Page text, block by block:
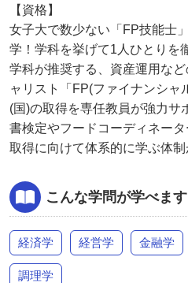
【資格】
女子大で数少ない「FP技能士
学！学科を挙げて1人ひとりを
学科が推奨する、資産運用な
ャリスト「FP(ファイナンシャ
(国)の取得を専任教員が強力サ
書検定やフードコーディネー
取得に向けて体系的に学ぶ体制
こんな学問が学べます
経済学 経営学 金融学
調理学